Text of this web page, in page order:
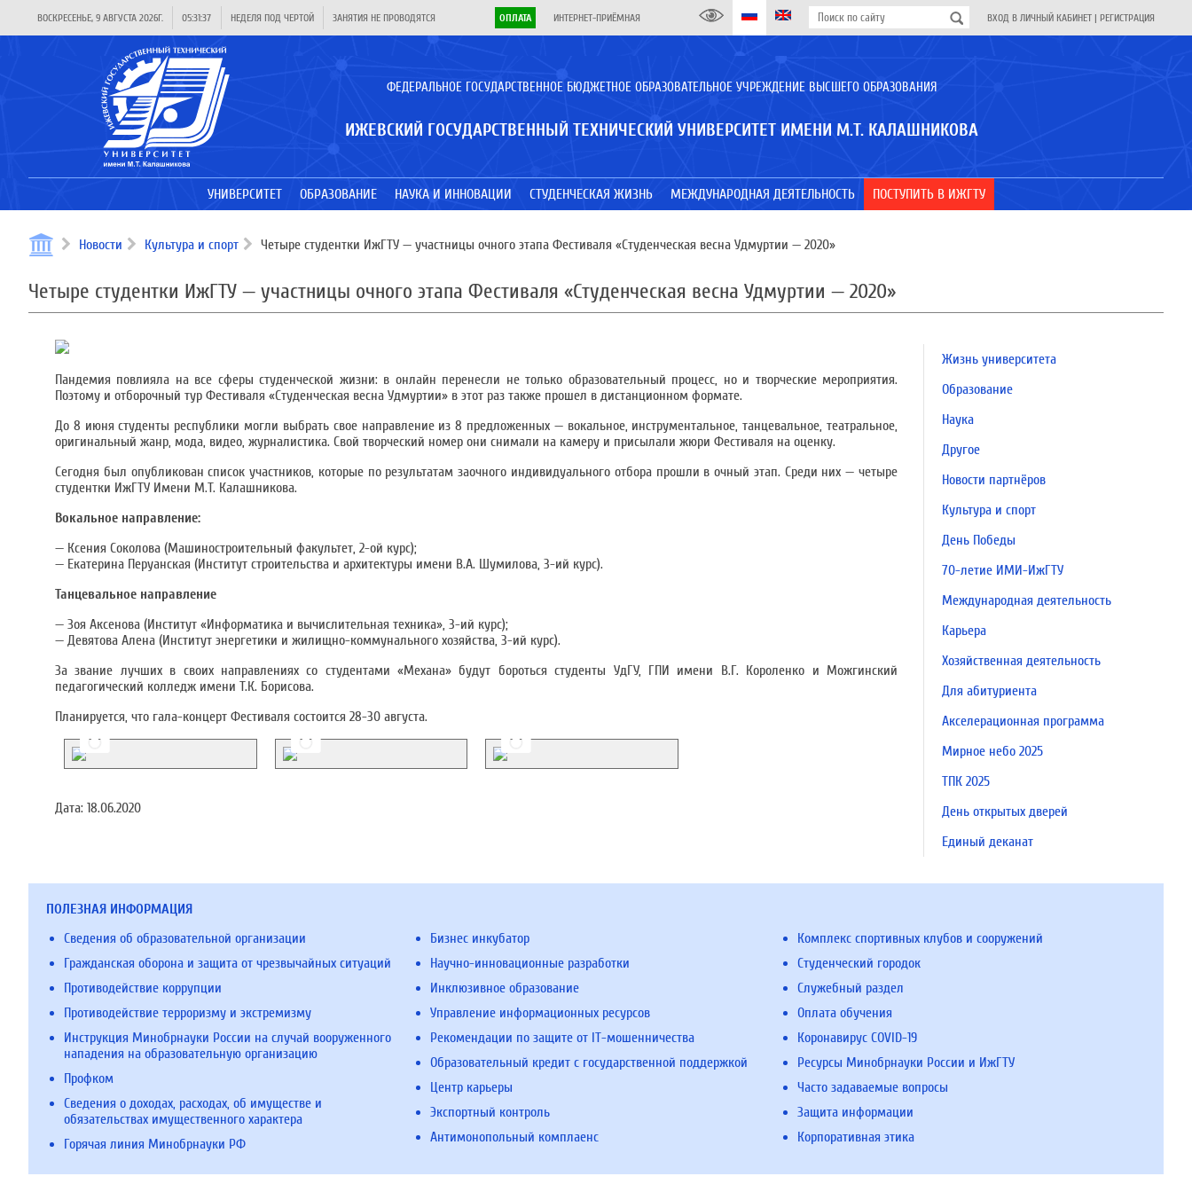
ВОСКРЕСЕНЬЕ, 9 АВГУСТА 2026Г. 05:31:38 НЕДЕЛЯ ПОД ЧЕРТОЙ ЗАНЯТИЯ НЕ ПРОВОДЯТСЯ ОПЛАТА ИНТЕРНЕТ-ПРИЁМНАЯ ВХОД В ЛИЧНЫЙ КАБИНЕТ | РЕГИСТРАЦИЯ
ФЕДЕРАЛЬНОЕ ГОСУДАРСТВЕННОЕ БЮДЖЕТНОЕ ОБРАЗОВАТЕЛЬНОЕ УЧРЕЖДЕНИЕ ВЫСШЕГО ОБРАЗОВАНИЯ
ИЖЕВСКИЙ ГОСУДАРСТВЕННЫЙ ТЕХНИЧЕСКИЙ УНИВЕРСИТЕТ ИМЕНИ М.Т. КАЛАШНИКОВА
УНИВЕРСИТЕТ ОБРАЗОВАНИЕ НАУКА И ИННОВАЦИИ СТУДЕНЧЕСКАЯ ЖИЗНЬ МЕЖДУНАРОДНАЯ ДЕЯТЕЛЬНОСТЬ ПОСТУПИТЬ В ИЖГТУ
Новости Культура и спорт Четыре студентки ИжГТУ — участницы очного этапа Фестиваля «Студенческая весна Удмуртии — 2020»
Четыре студентки ИжГТУ — участницы очного этапа Фестиваля «Студенческая весна Удмуртии — 2020»
Пандемия повлияла на все сферы студенческой жизни: в онлайн перенесли не только образовательный процесс, но и творческие мероприятия.
Поэтому и отборочный тур Фестиваля «Студенческая весна Удмуртии» в этот раз также прошел в дистанционном формате.
До 8 июня студенты республики могли выбрать свое направление из 8 предложенных — вокальное, инструментальное, танцевальное, театральное,
оригинальный жанр, мода, видео, журналистика. Свой творческий номер они снимали на камеру и присылали жюри Фестиваля на оценку.
Сегодня был опубликован список участников, которые по результатам заочного индивидуального отбора прошли в очный этап. Среди них — четыре
студентки ИжГТУ Имени М.Т. Калашникова.
Вокальное направление:
— Ксения Соколова (Машиностроительный факультет, 2-ой курс);
— Екатерина Перуанская (Институт строительства и архитектуры имени В.А. Шумилова, 3-ий курс).
Танцевальное направление
— Зоя Аксенова (Институт «Информатика и вычислительная техника», 3-ий курс);
— Девятова Алена (Институт энергетики и жилищно-коммунального хозяйства, 3-ий курс).
За звание лучших в своих направлениях со студентами «Механа» будут бороться студенты УдГУ, ГПИ имени В.Г. Короленко и Можгинский
педагогический колледж имени Т.К. Борисова.
Планируется, что гала-концерт Фестиваля состоится 28-30 августа.
Дата: 18.06.2020
Жизнь университета
Образование
Наука
Другое
Новости партнёров
Культура и спорт
День Победы
70-летие ИМИ-ИжГТУ
Международная деятельность
Карьера
Хозяйственная деятельность
Для абитуриента
Акселерационная программа
Мирное небо 2025
ТПК 2025
День открытых дверей
Единый деканат
ПОЛЕЗНАЯ ИНФОРМАЦИЯ
Сведения об образовательной организации
Гражданская оборона и защита от чрезвычайных ситуаций
Противодействие коррупции
Противодействие терроризму и экстремизму
Инструкция Минобрнауки России на случай вооруженного
нападения на образовательную организацию
Профком
Сведения о доходах, расходах, об имуществе и
обязательствах имущественного характера
Горячая линия Минобрнауки РФ
Бизнес инкубатор
Научно-инновационные разработки
Инклюзивное образование
Управление информационных ресурсов
Рекомендации по защите от IT-мошенничества
Образовательный кредит с государственной поддержкой
Центр карьеры
Экспортный контроль
Антимонопольный комплаенс
Комплекс спортивных клубов и сооружений
Студенческий городок
Служебный раздел
Оплата обучения
Коронавирус COVID-19
Ресурсы Минобрнауки России и ИжГТУ
Часто задаваемые вопросы
Защита информации
Корпоративная этика